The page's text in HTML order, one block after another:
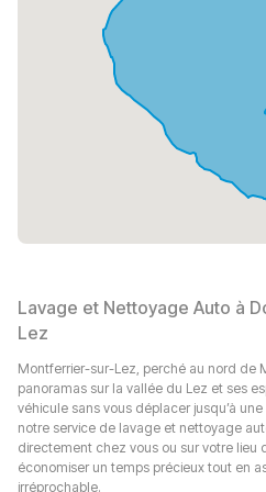
4. Autonomie totale.
Nous proposons un service de
équipé de tout le nécessaire, y
Vous n'avez qu'à nous donner accès
occupons du reste.
5. Transparence et légalité.
Nous travaillons officiellement, et
de frais cachés ni de surprises –
7. Confiance des clients.
Vous avez des doutes ? Consultez
satisfaits sur Google.
8. Transparence sur les réseaux
Vous voulez vous assurer de notre
à nos réseaux sociaux et suivez
Ainsi, nous ne proposons pas
approche globale avec une garantie
pouvez compter.
Lavage et Nettoyage Auto à
Lez
Montferrier-sur-Lez, perché au nord de
panoramas sur la vallée du Lez et ses
véhicule sans vous déplacer jusqu’à
notre service de lavage et nettoyage
directement chez vous ou sur votre lieu
économiser un temps précieux tout en
irréprochable.